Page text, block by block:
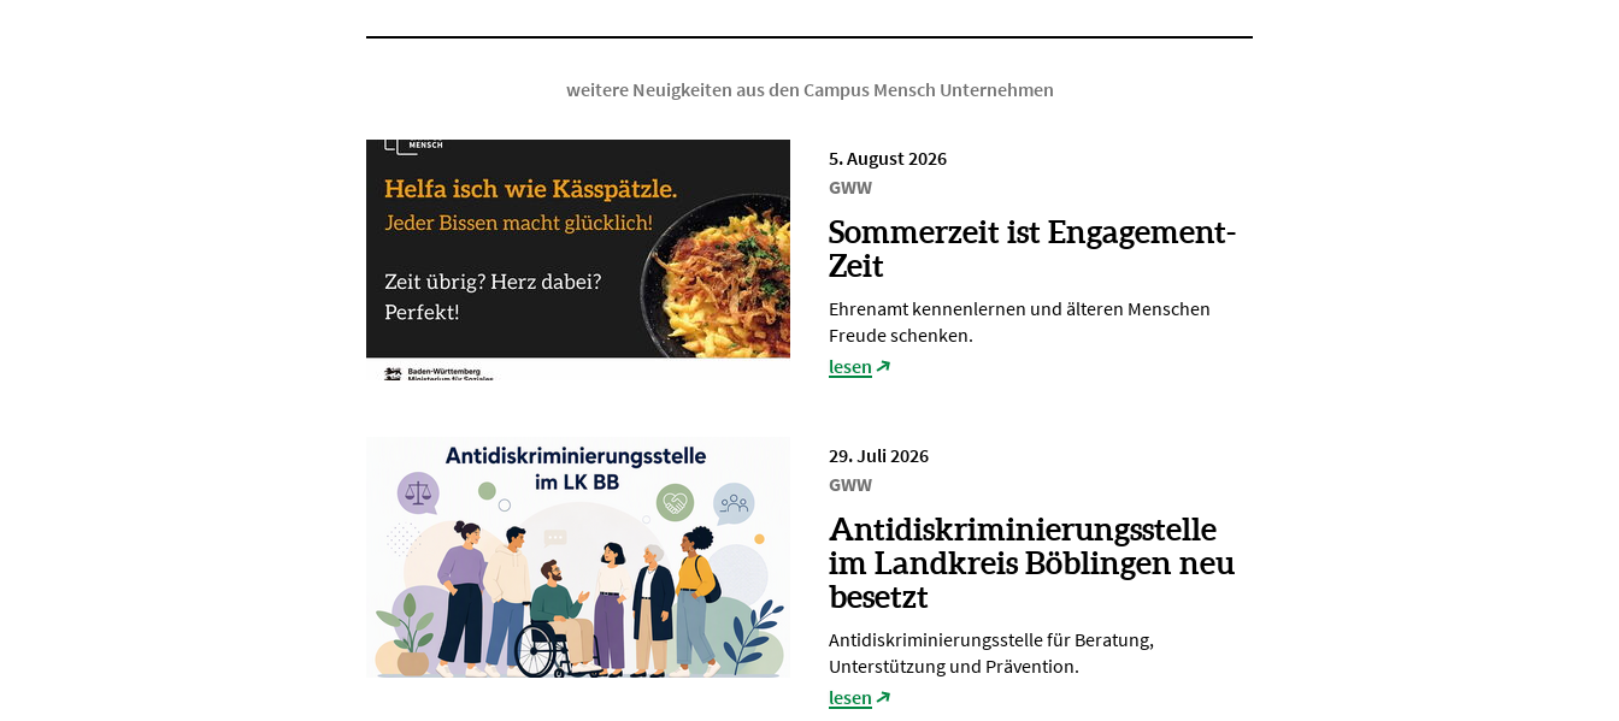
weitere Neuigkeiten aus den Campus Mensch Unternehmen
5. August 2026
GWW
Sommerzeit ist Engagement-
Zeit
Ehrenamt kennenlernen und älteren Menschen
Freude schenken.
lesen
29. Juli 2026
GWW
Antidiskriminierungsstelle
im Landkreis Böblingen neu
besetzt
Antidiskriminierungsstelle für Beratung,
Unterstützung und Prävention.
lesen